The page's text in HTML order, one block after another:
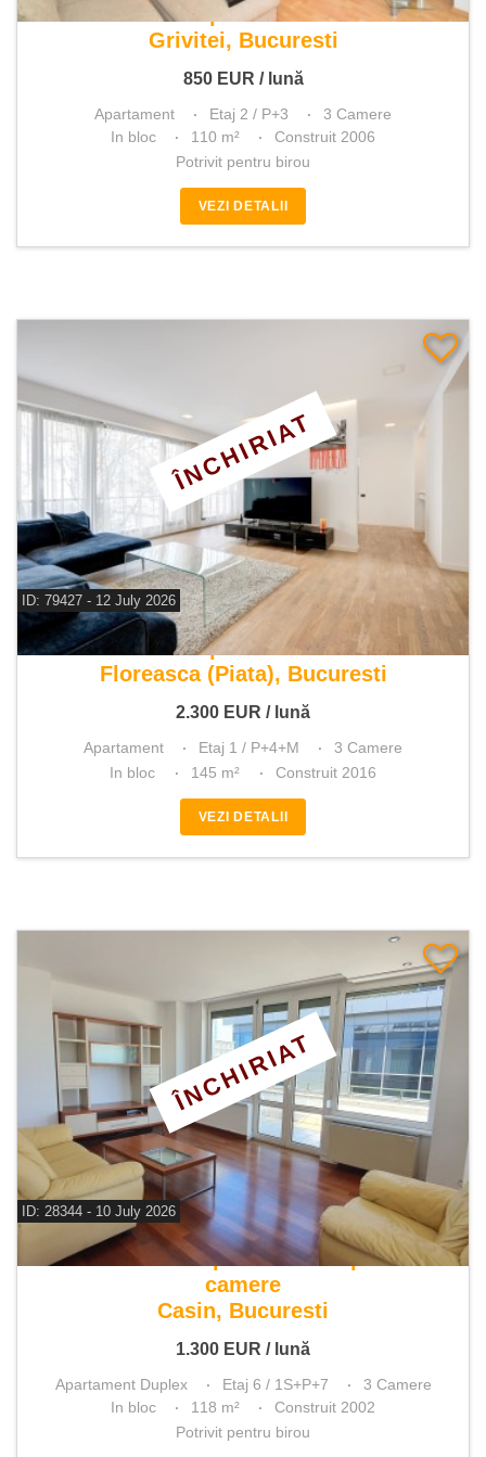
De inchiriat apartament 3 camere
Grivitei, Bucuresti
850 EUR / lună
Apartament Etaj 2 / P+3
3 Camere
In bloc
110 m²
Construit 2006
Potrivit pentru birou
VEZI DETALII
ID: 79427 - 12 July 2026
De inchiriat apartament 3 camere
Floreasca (Piata), Bucuresti
2.300 EUR / lună
ÎNCHIRIAT
Apartament Etaj 1 / P+4+M
3 Camere
In bloc
145 m² Construit 2016
VEZI DETALII
ID: 28344 - 10 July 2026
De inchiriat apartament duplex 3
camere
Casin, Bucuresti
1.300 EUR / lună
ÎNCHIRIAT
Apartament Duplex Etaj 6 / 1S+P+7
3 Camere
In bloc
118 m²
Construit 2002
Potrivit pentru birou